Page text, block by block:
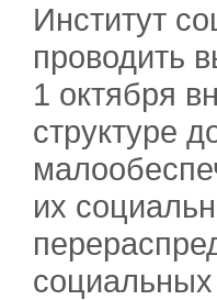
Институт
проводить
1 октября
структуре
их